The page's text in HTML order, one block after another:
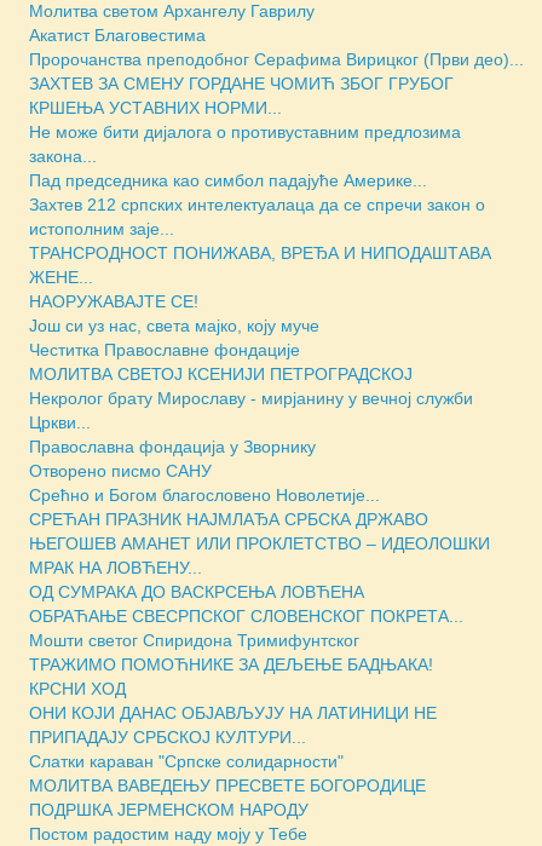
Молитва светом Архангелу Гаврилу
Акатист Благовестима
Пророчанства преподобног Серафима Вирицког (Први део)...
ЗАХТЕВ ЗА СМЕНУ ГОРДАНЕ ЧОМИЋ ЗБОГ ГРУБОГ
КРШЕЊА УСТАВНИХ НОРМИ...
Не може бити дијалога о противуставним предлозима
закона...
Пад председника као симбол падајуће Америке...
Захтев 212 српских интелектуалаца да се спречи закон о
истополним заје...
ТРАНСРОДНОСТ ПОНИЖАВА, ВРЕЂА И НИПОДАШТАВА
ЖЕНЕ...
НАОРУЖАВАЈТЕ СЕ!
Још си уз нас, света мајко, коју муче
Честитка Православне фондације
МОЛИТВА СВЕТОЈ КСЕНИЈИ ПЕТРОГРАДСКОЈ
Некролог брату Мирославу - мирјанину у вечној служби
Цркви...
Православна фондација у Зворнику
Отворено писмо САНУ
Срећно и Богом благословено Новолетије...
СРЕЋАН ПРАЗНИК НАЈМЛАЂА СРБСКА ДРЖАВО
ЊЕГОШЕВ АМАНЕТ ИЛИ ПРОКЛЕТСТВО – ИДЕОЛОШКИ
МРАК НА ЛОВЋЕНУ...
ОД СУМРАКА ДО ВАСКРСЕЊА ЛОВЋЕНА
ОБРАЋАЊЕ СВЕСРПСКОГ СЛОВЕНСКОГ ПОКРЕТА...
Мошти светог Спиридона Тримифунтског
ТРАЖИМО ПОМОЋНИКЕ ЗА ДЕЉЕЊЕ БАДЊАКА!
КРСНИ ХОД
ОНИ КОЈИ ДАНАС ОБЈАВЉУЈУ НА ЛАТИНИЦИ НЕ
ПРИПАДАЈУ СРБСКОЈ КУЛТУРИ...
Слатки караван "Српске солидарности"
МОЛИТВА ВАВЕДЕЊУ ПРЕСВЕТЕ БОГОРОДИЦЕ
ПОДРШКА ЈЕРМЕНСКОМ НАРОДУ
Постом радостим наду моју у Тебе